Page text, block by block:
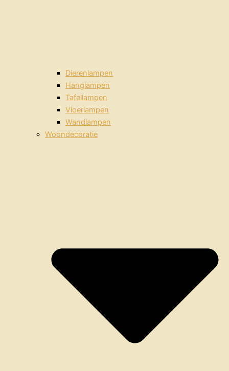
Dierenlampen
Hanglampen
Tafellampen
Vloerlampen
Wandlampen
Woondecoratie